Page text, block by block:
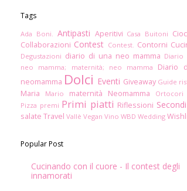
Tags
Ada Boni. Antipasti Aperitivi Casa Buitoni
Collaborazioni Contest Contest. Contorni
Degustazioni diario di una neo mamma Diario
neo mamma; maternità; neo mamma
Diario
neomamma Dolci Eventi Giveaway Guide
Maria Mario maternità Neomamma
Ortocori
Pizza premi Primi piatti Riflessioni Secondi
salate Travel Vallè Vegan Vino WBD Wedding
Popular Post
Cucinando con il cuore - Il contest degli
innamorati